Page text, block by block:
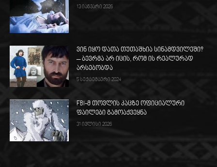
13 იანვარი 2026
ვინ იყო დათა თუთაშხია სინამდვილეში?
– ბევრმა არ იცის, რომ ის რეალურად
არსებობდა
5 სექტემბერი 2024
FBI-მ თოვლის კაცზე ოფიციალური
ფაილები გამოაქვეყნა
31 ივლისი 2026